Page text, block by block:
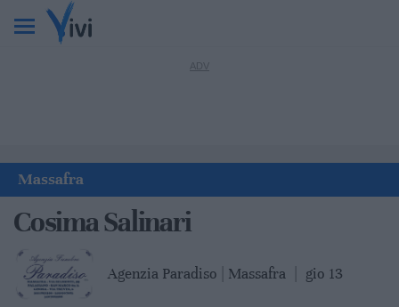
Massafra
Cosima Salinari
Agenzia Paradiso | Massafra gio 13